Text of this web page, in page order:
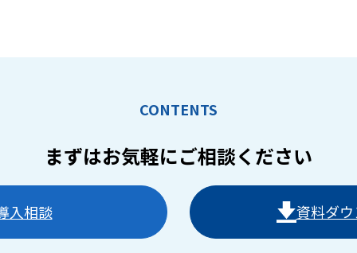
CONTENTS
まずはお気軽にご相談ください
入相談 資料ダ